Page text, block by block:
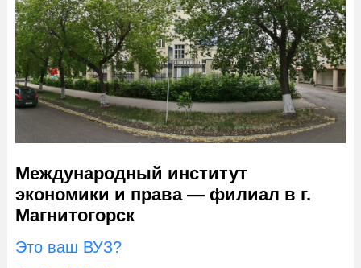
Международный институт
экономики и права — филиал в г.
Магнитогорск
Это ваш ВУЗ?